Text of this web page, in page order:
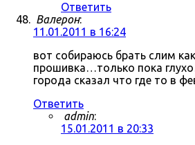
Ответить
Валерон:
11.01.2011 в 16:24
вот собираюсь брать слим
прошивка…только пока
города сказал что где то в
Ответить
admin:
15.01.2011 в 20:33